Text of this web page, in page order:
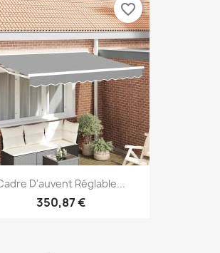
D'auvent Réglable...
350,87 €
favorite_border